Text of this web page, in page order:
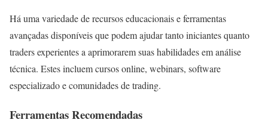
Há uma variedade de recursos educacionais e ferramentas
avançadas disponíveis que podem ajudar tanto iniciantes quanto
traders experientes a aprimorarem suas habilidades em análise
técnica. Estes incluem cursos online, webinars, software
especializado e comunidades de trading.
Ferramentas Recomendadas